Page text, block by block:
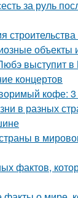
за руль
объекты
выступит
концертов
кофе:
в разных
в
фактов,